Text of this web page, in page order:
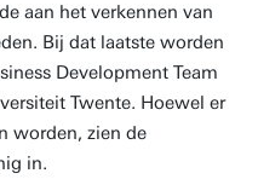
aan het verkennen van
Bij dat laatste worden
Development Team
Twente. Hoewel er
worden, zien de
in.